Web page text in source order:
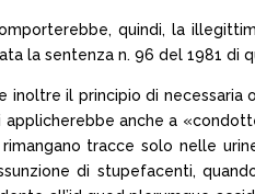
quindi, la
la sentenza n. 96 del 1981 di
il principio di necessaria
anche a
tracce solo nelle
di stupefacenti,